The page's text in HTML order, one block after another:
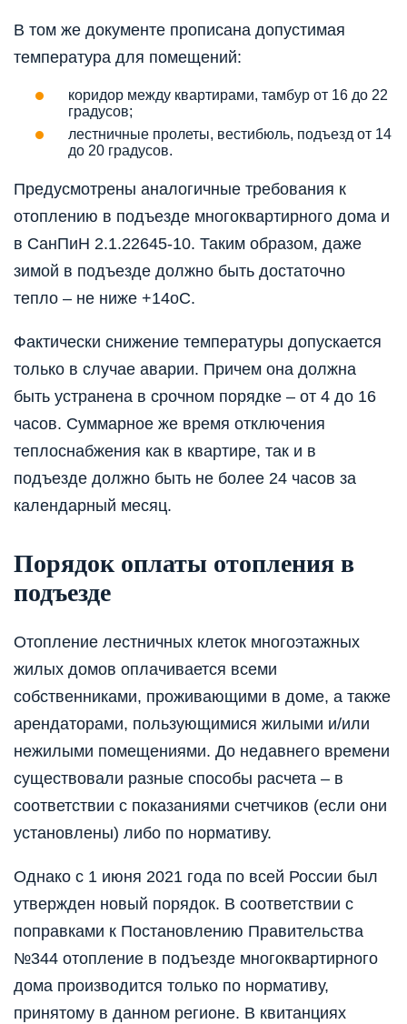
В том же документе прописана допустимая
температура для помещений:
коридор между квартирами, тамбур от 16 до 22
градусов;
лестничные пролеты, вестибюль, подъезд от 14
до 20 градусов.
Предусмотрены аналогичные требования к
отоплению в подъезде многоквартирного дома и
в СанПиН 2.1.22645-10. Таким образом, даже
зимой в подъезде должно быть достаточно
тепло – не ниже +14оС.
Фактически снижение температуры допускается
только в случае аварии. Причем она должна
быть устранена в срочном порядке – от 4 до 16
часов. Суммарное же время отключения
теплоснабжения как в квартире, так и в
подъезде должно быть не более 24 часов за
календарный месяц.
Порядок оплаты отопления в
подъезде
Отопление лестничных клеток многоэтажных
жилых домов оплачивается всеми
собственниками, проживающими в доме, а также
арендаторами, пользующимися жилыми и/или
нежилыми помещениями. До недавнего времени
существовали разные способы расчета – в
соответствии с показаниями счетчиков (если они
установлены) либо по нормативу.
Однако с 1 июня 2021 года по всей России был
утвержден новый порядок. В соответствии с
поправками к Постановлению Правительства
№344 отопление в подъезде многоквартирного
дома производится только по нормативу,
принятому в данном регионе. В квитанциях